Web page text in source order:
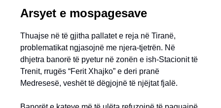
Arsyet e mospagesave
Thuajse në të gjitha pallatet e reja në Tiranë,
problematikat ngjasojnë me njera-tjetrën. Në
dhjetra banorë të pyetur në zonën e ish-Stacionit të
Trenit, rrugës “Ferit Xhajko” e deri pranë
Medresesë, veshët të dëgjojnë të njëjtat fjalë.